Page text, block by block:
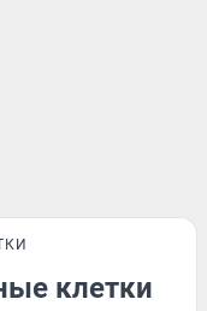
клетки